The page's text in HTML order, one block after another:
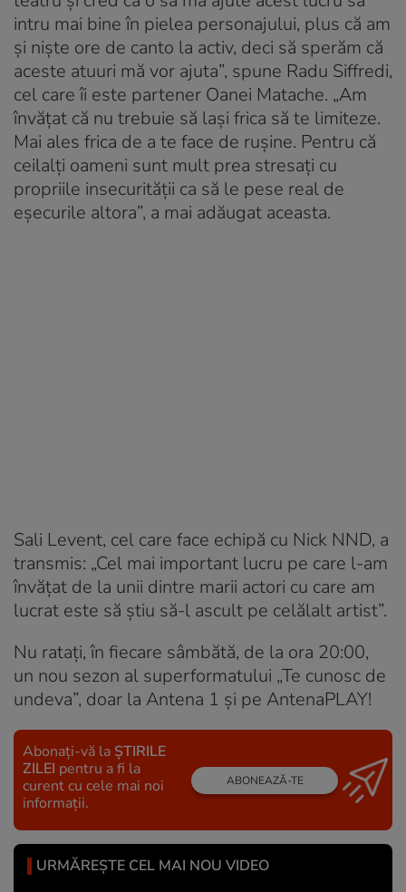
intru mai bine în pielea personajului, plus că am
și niște ore de canto la activ, deci să sperăm că
aceste atuuri mă vor ajuta”, spune Radu Siffredi,
cel care îi este partener Oanei Matache. „Am
învățat că nu trebuie să lași frica să te limiteze.
Mai ales frica de a te face de rușine. Pentru că
ceilalți oameni sunt mult prea stresați cu
propriile insecurității ca să le pese real de
eșecurile altora”, a mai adăugat aceasta.
Sali Levent, cel care face echipă cu Nick NND, a
transmis: „Cel mai important lucru pe care l-am
învățat de la unii dintre marii actori cu care am
lucrat este să știu să-l ascult pe celălalt artist”.
Nu ratați, în fiecare sâmbătă, de la ora 20:00,
un nou sezon al superformatului „Te cunosc de
undeva”, doar la Antena 1 și pe AntenaPLAY!
Abonați-vă la ȘTIRILE
ZILEI pentru a fi la
curent cu cele mai noi
informații.
ABONEAZĂ-TE
URMĂREȘTE CEL MAI NOU VIDEO